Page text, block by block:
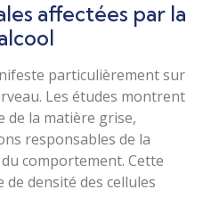
affectées par la
particulièrement sur
Les études montrent
de la matière grise,
responsables de la
comportement. Cette
densité des cellules